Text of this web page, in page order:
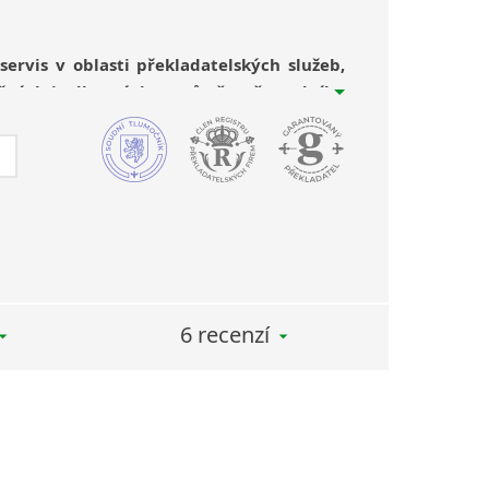
v oblasti překladatelských služeb,
i odborných textů včetně soudního
v rámci našich překladatelských služeb
korektury a překlady mezi dvěma
6 recenzí